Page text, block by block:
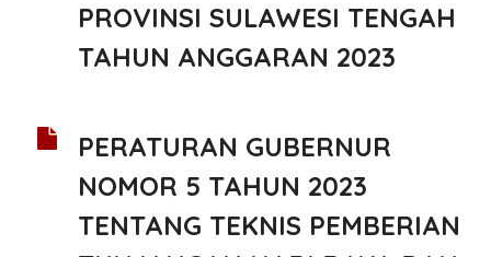
PROVINSI SULAWESI TENGAH
TAHUN ANGGARAN 2023
PERATURAN GUBERNUR
NOMOR 5 TAHUN 2023
TENTANG TEKNIS PEMBERIAN